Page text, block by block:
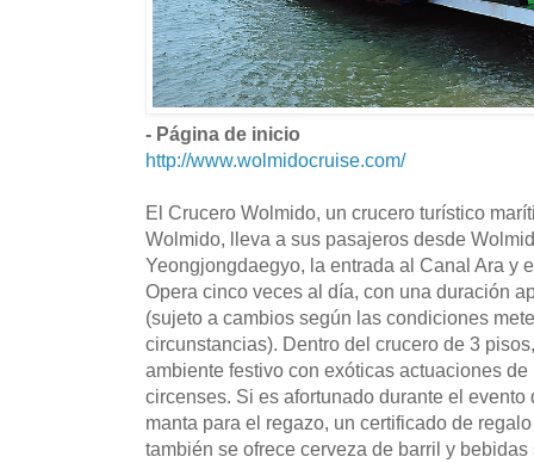
- Página de inicio
http://www.wolmidocruise.com/
El Crucero Wolmido, un crucero turístico
Wolmido, lleva a sus pasajeros desde
Yeongjongdaegyo, la entrada al Canal Ara y
Opera cinco veces al día, con una duración
(sujeto a cambios según las condiciones
circunstancias). Dentro del crucero de 3
ambiente festivo con exóticas actuaciones
circenses. Si es afortunado durante el
manta para el regazo, un certificado de
también se ofrece cerveza de barril y